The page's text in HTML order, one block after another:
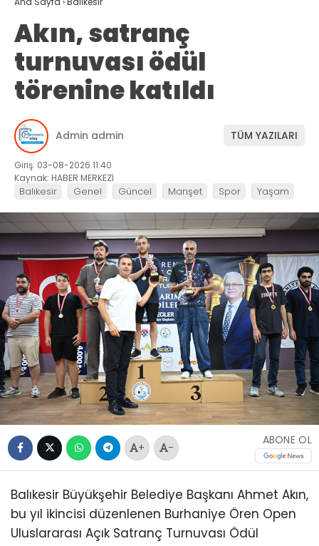
Akın, satranç
turnuvası ödül
törenine katıldı
Admin admin TÜM YAZILARI
Giriş: 03-08-2026 11:40
Kaynak: HABER MERKEZİ
Balıkesir Genel Güncel Manşet Spor Yaşam
+ -
ABONE OL
Balıkesir Büyükşehir Belediye Başkanı Ahmet Akın,
bu yıl ikincisi düzenlenen Burhaniye Ören Open
Uluslararası Açık Satranç Turnuvası Ödül